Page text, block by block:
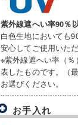
紫外線遮へい率90％
白色生地においても
安心してご使用いただ
※紫外線遮へい率（
表したものです。（
お選びください。
お手入れ